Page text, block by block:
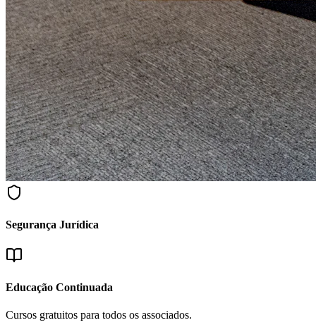
Segurança Jurídica
Educação Continuada
Cursos gratuitos para todos os associados.